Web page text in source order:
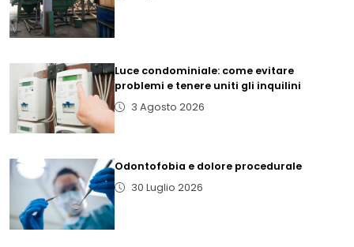
Luce condominiale: come evitare
problemi e tenere uniti gli inquilini
3 Agosto 2026
Odontofobia e dolore procedurale
30 Luglio 2026